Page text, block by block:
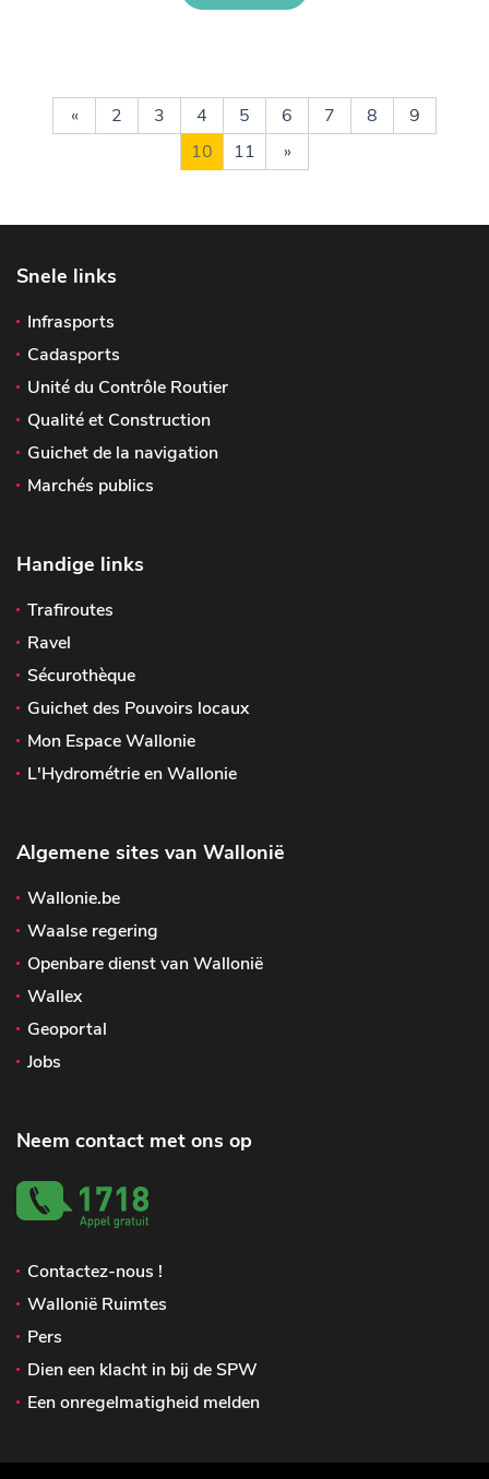
« 2 3 4 5 6 7 8
9
10
11 »
Snele links
Infrasports
Cadasports
Unité du Contrôle Routier
Qualité et Construction
Guichet de la navigation
Marchés publics
Handige links
Trafiroutes
Ravel
Sécurothèque
Guichet des Pouvoirs locaux
Mon Espace Wallonie
L'Hydrométrie en Wallonie
Algemene sites van Wallonië
Wallonie.be
Waalse regering
Openbare dienst van Wallonië
Wallex
Geoportal
Jobs
Neem contact met ons op
Contactez-nous !
Wallonië Ruimtes
Pers
Dien een klacht in bij de SPW
Een onregelmatigheid melden